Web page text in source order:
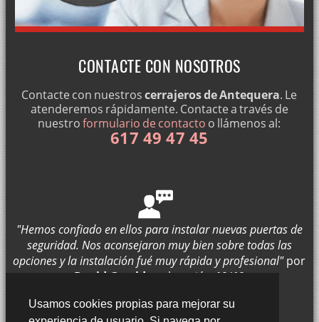
Usamos cookies propias para mejorar su
PRODUCTOS DE CERRAJERÍA MOTTURA
APERTURA DE PUERTAS 24 HORAS
VENTAJAS DE LAS PUERTAS BLINDADAS
CERRAJERÍA 24 HORAS
CINCO CONSEJOS PARA EVITAR ROBOS EN HOGARES
PUERTAS DE CASA – CÓMO ELEGIR UNA PUERTA
CÓMO INSTALAR UNA PUERTA AUTOMÁTICA
CÓMO CAMBIAR LA CERRADURA DE UNA PUERTA PASO A PASO
¡ CERRAJERO A DOMICILIO URGENTE! SERVICIO EN
¿LLAVE ROTA DENTRO DE LA CERRADURA? CERRAJERO
CONTACTE CON NOSOTROS
Contacte con nuestroscerrajeros de Antequera. Le
atenderemos rápidamente. Contacte a través de
nuestroformulario de contacto o llámenos al:
617 49 47 45
"Hemos confiado en ellos para instalar nuevas puertas de
seguridad. Nos aconsejaron muy bien sobre todas las
opciones y la instalación fué muy rápida y profesional" por
David Garrido
valoración 10 /10